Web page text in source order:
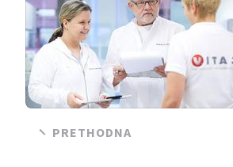
PRETHODNA